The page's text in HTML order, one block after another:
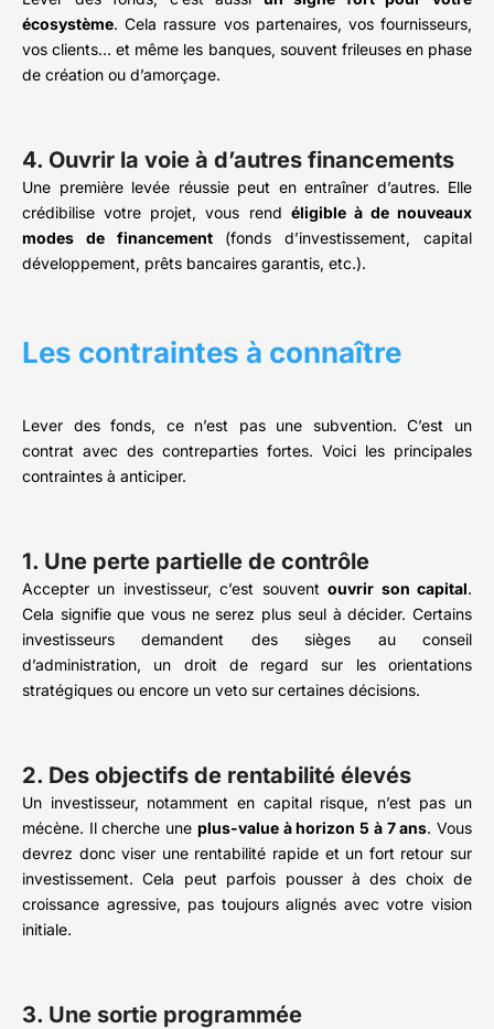
écosystème. Cela rassure vos partenaires, vos fournisseurs,
vos clients… et même les banques, souvent frileuses en phase
de création ou d’amorçage.
4. Ouvrir la voie à d’autres financements
Une première levée réussie peut en entraîner d’autres. Elle
crédibilise votre projet, vous rend éligible à de nouveaux
modes de financement(fonds d’investissement, capital
développement, prêts bancaires garantis, etc.).
Les contraintes à connaître
Lever des fonds, ce n’est pas une subvention. C’est un
contrat avec des contreparties fortes. Voici les principales
contraintes à anticiper.
1. Une perte partielle de contrôle
Accepter un investisseur, c’est souventouvrir son capital.
Cela signifie que vous ne serez plus seul à décider. Certains
investisseurs demandent des sièges au conseil
d’administration, un droit de regard sur les orientations
stratégiques ou encore un veto sur certaines décisions.
2. Des objectifs de rentabilité élevés
Un investisseur, notamment en capital risque, n’est pas un
mécène. Il cherche une plus-value à horizon 5 à 7 ans. Vous
devrez donc viser une rentabilité rapide et un fort retour sur
investissement. Cela peut parfois pousser à des choix de
croissance agressive, pas toujours alignés avec votre vision
initiale.
3. Une sortie programmée